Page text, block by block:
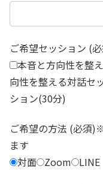
ご希望セッション (
本音と方向性を整
向性を整える対話セ
ション(30分)
ご希望の方法 (必須
ます
対面 Zoom LINE